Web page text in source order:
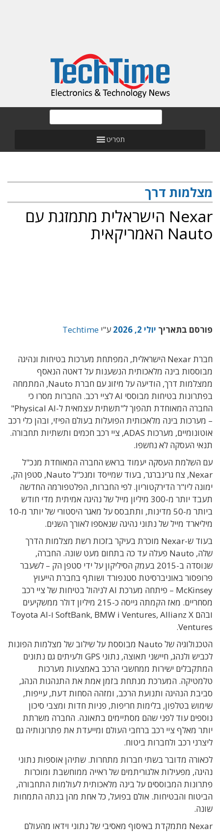
תפריט
מצלמות דרך
Nexar הישראלית מתמזגת עם
Nauto האמריקאית
פורסם בתאריך יולי 2, 2026 ע"י Techtime
חברת Nexar הישראלית, המפתחת מערכות בטיחות ונהיגה
מבוססות בינה מלאכותית הנשענות על דאטה הנאסף
ממצלמות דרך, הודיעה על מיזוג עם חברת Nauto, המתמחה
בפתרונות בטיחות מבוססי AI לציי רכב. החברות מסרו כי
החברה המאוחדת תהפוך ל"תשתית עצמאית ל-Physical AI"
– מערכות בינה מלאכותית הפועלות בעולם הפיזי, ובהן כלי רכב
אוטונומיים, מערכות ADAS, ציי רכב חכמים ותשתיות תחבורה.
תנאי העסקה לא נחשפו.
עם השלמת העסקה יעמוד בראש החברה המאוחדת מנכ"ל
Nexar, צח גרינברגר, בעוד שמייסד ומנכ"ל Nauto, סטפן הק,
ימונה ליו"ר הדירקטוריון. לפי החברות, הפלטפורמה החדשה
תעבד יותר מ-300 מיליון מייל של נהיגה אמיתית מדי חודש
ביותר מ-50 מדינות, ותתבסס על מאגר היסטורי של יותר מ-10
מיליארד מייל של נתוני נהיגה שנאספו לאורך השנים.
בעוד ש-Nexar מוכרת בעיקר בזכות רשת מצלמות הדרך
שלה, Nauto פעלה עד כה בתחום מעט שונה. החברה,
שנוסדה ב-2015 בעמק הסיליקון על ידי סטפן הק – לשעבר
פרופסור באוניברסיטת סטנפורד ושותף בחברת הייעוץ
McKinsey – פיתחה מערכת AI לניהול בטיחות של ציי רכב
מסחריים. מאז הקמתה גייסה כ-215 מיליון דולר ממשקיעים
ובהם SoftBank, BMW i Ventures, Allianz X ו-Toyota AI
Ventures.
הטכנולוגיה של Nauto מבוססת על שילוב של מצלמות הפונות
לכביש ולנהג, חיישני תאוצה, נתוני GPS ולעיתים גם נתונים
המתקבלים ישירות ממחשבי הרכב באמצעות מערכות
טלמטיקה. המערכת מנתחת בזמן אמת את התנהגות הנהג,
סביבת הנהיגה ותנועת הרכב, ומזהה הסחות דעת, עייפות,
שימוש בטלפון, בלימות חריפות, פניות חדות ומצבי סיכון
נוספים עוד לפני שהם מסתיימים בתאונה. החברה משרתת
יותר מאלף ציי רכב ברחבי העולם ומייעדת את פתרונותיה גם
ליצרני רכב ולחברות ביטוח.
לכאורה מדובר בשתי חברות מתחרות. שתיהן אוספות נתוני
נהיגה, מפעילות אלגוריתמים של ראייה ממוחשבת ומוכרות
פתרונות המבוססים על בינה מלאכותית לעולמות התחבורה,
הביטוח והבטיחות. אולם בפועל, כל אחת מהן בנתה התמחות
שונה.
Nexar מתמקדת באיסוף מאסיבי של נתוני וידאו מהעולם